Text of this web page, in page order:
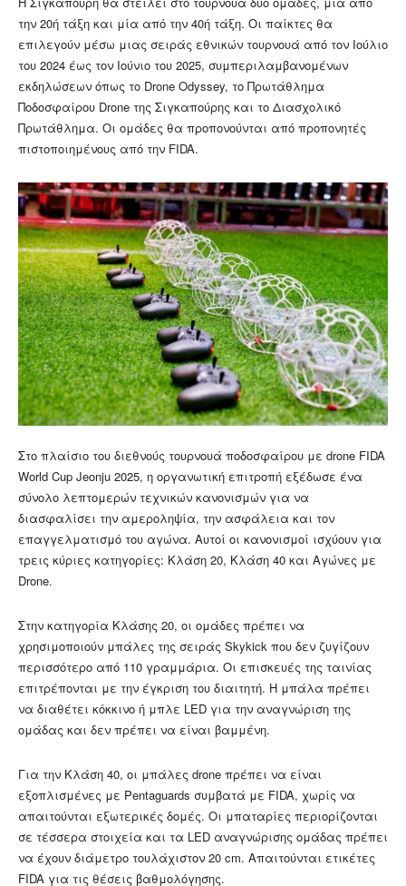
την 20ή τάξη και μία από την 40ή τάξη. Οι παίκτες θα
επιλεγούν μέσω μιας σειράς εθνικών τουρνουά από τον Ιούλιο
του 2024 έως τον Ιούνιο του 2025, συμπεριλαμβανομένων
εκδηλώσεων όπως το Drone Odyssey, το Πρωτάθλημα
Ποδοσφαίρου Drone της Σιγκαπούρης και το Διασχολικό
Πρωτάθλημα. Οι ομάδες θα προπονούνται από προπονητές
πιστοποιημένους από την FIDA.
Στο πλαίσιο του διεθνούς τουρνουά ποδοσφαίρου με drone FIDA
World Cup Jeonju 2025, η οργανωτική επιτροπή εξέδωσε ένα
σύνολο λεπτομερών τεχνικών κανονισμών για να
διασφαλίσει την αμεροληψία, την ασφάλεια και τον
επαγγελματισμό του αγώνα. Αυτοί οι κανονισμοί ισχύουν για
τρεις κύριες κατηγορίες: Κλάση 20, Κλάση 40 και Αγώνες με
Drone.
Στην κατηγορία Κλάσης 20, οι ομάδες πρέπει να
χρησιμοποιούν μπάλες της σειράς Skykick που δεν ζυγίζουν
περισσότερο από 110 γραμμάρια. Οι επισκευές της ταινίας
επιτρέπονται με την έγκριση του διαιτητή. Η μπάλα πρέπει
να διαθέτει κόκκινο ή μπλε LED για την αναγνώριση της
ομάδας και δεν πρέπει να είναι βαμμένη.
Για την Κλάση 40, οι μπάλες drone πρέπει να είναι
εξοπλισμένες με Pentaguards συμβατά με FIDA, χωρίς να
απαιτούνται εξωτερικές δομές. Οι μπαταρίες περιορίζονται
σε τέσσερα στοιχεία και τα LED αναγνώρισης ομάδας πρέπει
να έχουν διάμετρο τουλάχιστον 20 cm. Απαιτούνται ετικέτες
FIDA για τις θέσεις βαθμολόγησης.